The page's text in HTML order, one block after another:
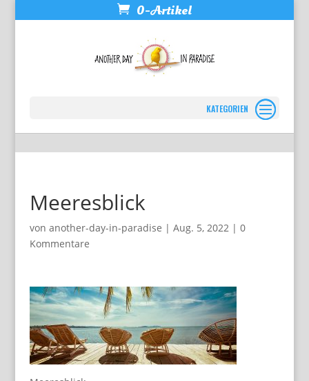
0-Artikel
Meeresblick
von another-day-in-paradise | Aug. 5, 2022| 0
Kommentare